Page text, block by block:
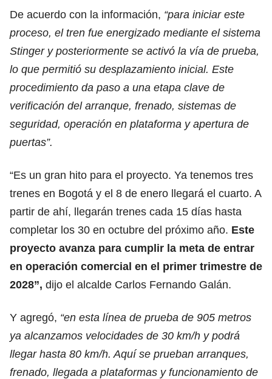
De acuerdo con la información, “para iniciar este
proceso, el tren fue energizado mediante el sistema
Stinger y posteriormente se activó la vía de prueba,
lo que permitió su desplazamiento inicial. Este
procedimiento da paso a una etapa clave de
verificación del arranque, frenado, sistemas de
seguridad, operación en plataforma y apertura de
puertas”.
“Es un gran hito para el proyecto. Ya tenemos tres
trenes en Bogotá y el 8 de enero llegará el cuarto. A
partir de ahí, llegarán trenes cada 15 días hasta
completar los 30 en octubre del próximo año. Este
proyecto avanza para cumplir la meta de entrar
en operación comercial en el primer trimestre de
2028”, dijo el alcalde Carlos Fernando Galán.
Y agregó, “en esta línea de prueba de 905 metros
ya alcanzamos velocidades de 30 km/h y podrá
llegar hasta 80 km/h. Aquí se prueban arranques,
frenado, llegada a plataformas y funcionamiento de